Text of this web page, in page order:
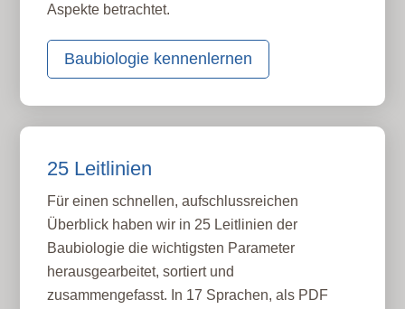
Aspekte betrachtet.
Baubiologie kennenlernen
25 Leitlinien
Für einen schnellen, aufschlussreichen
Überblick haben wir in 25 Leitlinien der
Baubiologie die wichtigsten Parameter
herausgearbeitet, sortiert und
zusammengefasst. In 17 Sprachen, als PDF